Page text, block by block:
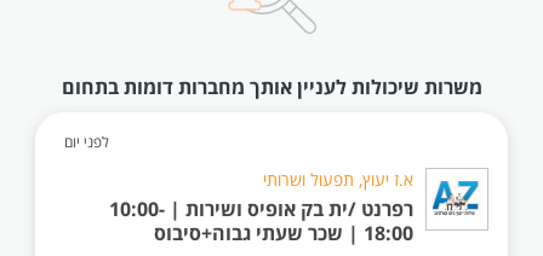
משרות שיכולות לעניין אותך מחברות דומות בתחום
לפני יום
א.ז יעוץ, תפעול ושרותי
רפרנט /ית בק אופיס ושירות | 10:00-
18:00 | שכר שעתי גבוה+סיבוס